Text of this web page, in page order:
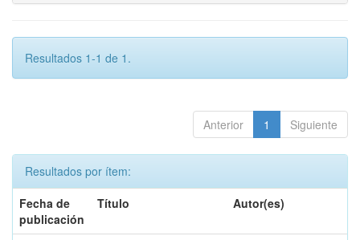
Resultados 1-1 de 1.
Anterior 1 Siguiente
Resultados por ítem:
Fecha de
publicación
Título Autor(es)